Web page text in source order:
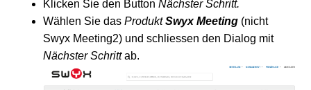
Klicken Sie den ButtonNächster Schritt.
Wählen Sie das ProduktSwyx Meeting (nicht
Swyx Meeting2) und schliessen den Dialog mit
Nächster Schrittab.